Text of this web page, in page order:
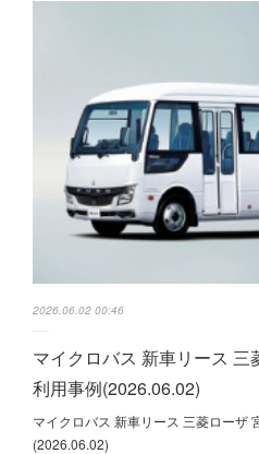
2026.06.02 00:46
マイクロバス 新車リース
利用事例(2026.06.02)
マイクロバス 新車リース 三菱ローザ
(2026.06.02)